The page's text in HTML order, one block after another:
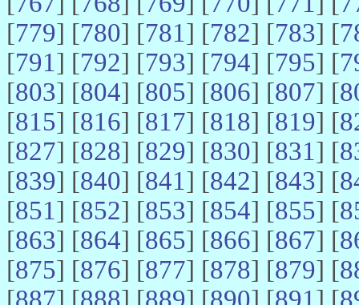
[779] [780] [781] [782] [783] [
[791] [792] [793] [794] [795] [
[803] [804] [805] [806] [807] [
[815] [816] [817] [818] [819] [
[827] [828] [829] [830] [831] [
[839] [840] [841] [842] [843] [
[851] [852] [853] [854] [855] [
[863] [864] [865] [866] [867] [
[875] [876] [877] [878] [879] [
[887] [888] [889] [890] [891] [